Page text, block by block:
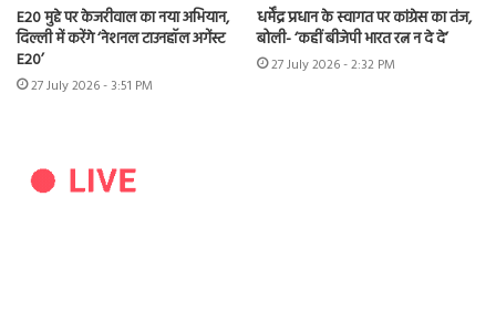
E20 मुद्दे पर केजरीवाल का नया अभियान,
दिल्ली में करेंगे ‘नेशनल टाउनहॉल अगेंस्ट
E20’
27 July 2026 - 3:51 PM
धर्मेंद्र प्रधान के स्वागत पर कांग्रेस का तंज,
बोली- ‘कहीं बीजेपी भारत रत्न न दे दे’
27 July 2026 - 2:32 PM